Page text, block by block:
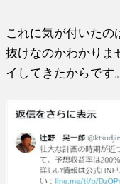
これに気が付いたの
抜けなのかわかりま
イしてきたからです。